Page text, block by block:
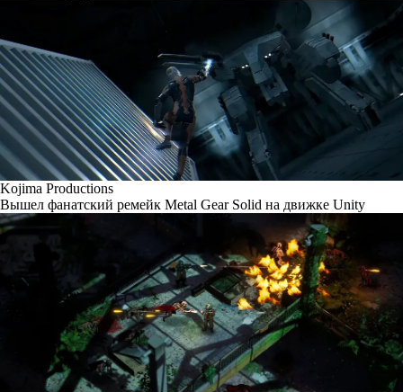
Kojima Productions
Вышел фанатский ремейк Metal Gear Solid на движке Unity